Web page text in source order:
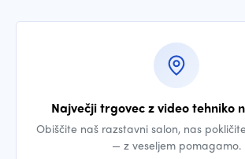
Največji trgovec z video tehniko
Obiščite naš razstavni salon, nas
— z veseljem pomagamo.